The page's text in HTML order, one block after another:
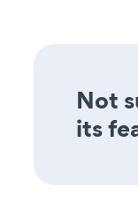
Not
its